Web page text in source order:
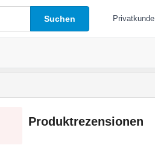
Suchen Privatkunde
Produktrezensionen